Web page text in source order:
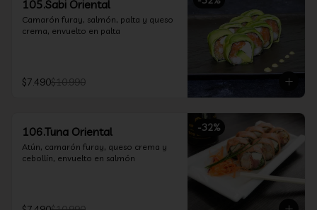
105.Sabi Oriental
Camarón furay, salmón, palta y queso
crema, envuelto en palta
$7.490$10.990
-32%
106.Tuna Oriental
Atún, camarón furay, queso crema y
cebollín, envuelto en salmón